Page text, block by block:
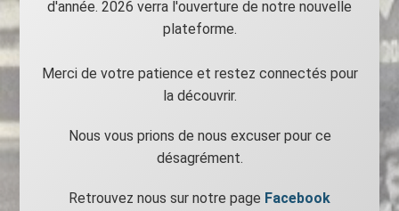
d'année. 2026 verra l'ouverture de notre nouvelle
plateforme.
Merci de votre patience et restez connectés pour
la découvrir.
Nous vous prions de nous excuser pour ce
désagrément.
Retrouvez nous sur notre page Facebook